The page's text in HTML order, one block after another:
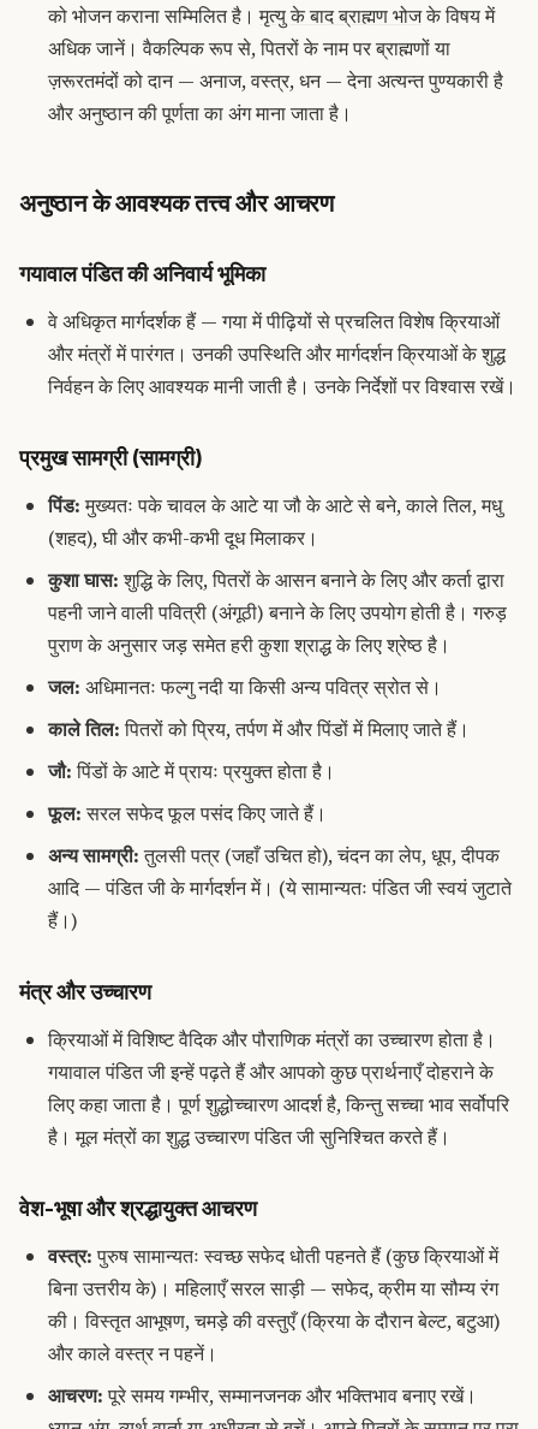
को भोजन कराना सम्मिलित है।मृत्यु के बाद ब्राह्मण भोजके विषय में
अधिक जानें। वैकल्पिक रूप से, पितरों के नाम पर ब्राह्मणों या
ज़रूरतमंदों को दान — अनाज, वस्त्र, धन — देना अत्यन्त पुण्यकारी है
और अनुष्ठान की पूर्णता का अंग माना जाता है।
अनुष्ठान के आवश्यक तत्त्व और आचरण
गयावाल पंडित की अनिवार्य भूमिका
वे अधिकृत मार्गदर्शक हैं — गया में पीढ़ियों से प्रचलित विशेष क्रियाओं
और मंत्रों में पारंगत। उनकी उपस्थिति और मार्गदर्शन क्रियाओं के शुद्ध
निर्वहन के लिए आवश्यक मानी जाती है। उनके निर्देशों पर विश्वास रखें।
प्रमुख सामग्री (सामग्री)
पिंड:मुख्यतः पके चावल के आटे या जौ के आटे से बने, काले तिल, मधु
(शहद), घी और कभी-कभी दूध मिलाकर।
कुशा घास:शुद्धि के लिए, पितरों के आसन बनाने के लिए और कर्ता द्वारा
पहनी जाने वाली पवित्री (अंगूठी) बनाने के लिए उपयोग होती है। गरुड़
पुराण के अनुसार जड़ समेत हरी कुशा श्राद्ध के लिए श्रेष्ठ है।
जल: अधिमानतः फल्गु नदी या किसी अन्य पवित्र स्रोत से।
काले तिल:पितरों को प्रिय, तर्पण में और पिंडों में मिलाए जाते हैं।
जौ:पिंडों के आटे में प्रायः प्रयुक्त होता है।
फूल:सरल सफेद फूल पसंद किए जाते हैं।
अन्य सामग्री:तुलसी पत्र (जहाँ उचित हो), चंदन का लेप, धूप, दीपक
आदि — पंडित जी के मार्गदर्शन में। (ये सामान्यतः पंडित जी स्वयं जुटाते
हैं।)
मंत्र और उच्चारण
क्रियाओं में विशिष्ट वैदिक और पौराणिक मंत्रों का उच्चारण होता है।
गयावाल पंडित जी इन्हें पढ़ते हैं और आपको कुछ प्रार्थनाएँ दोहराने के
लिए कहा जाता है। पूर्ण शुद्धोच्चारण आदर्श है, किन्तु सच्चा भाव सर्वोपरि
है। मूल मंत्रों का शुद्ध उच्चारण पंडित जी सुनिश्चित करते हैं।
वेश-भूषा और श्रद्धायुक्त आचरण
वस्त्र:पुरुष सामान्यतः स्वच्छ सफेद धोती पहनते हैं (कुछ क्रियाओं में
बिना उत्तरीय के)। महिलाएँ सरल साड़ी — सफेद, क्रीम या सौम्य रंग
की। विस्तृत आभूषण, चमड़े की वस्तुएँ (क्रिया के दौरान बेल्ट, बटुआ)
और काले वस्त्र न पहनें।
आचरण:पूरे समय गम्भीर, सम्मानजनक और भक्तिभाव बनाए रखें।